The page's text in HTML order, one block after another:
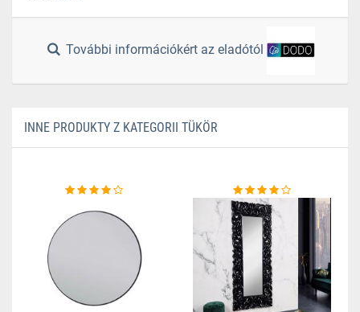
További információkért az eladótól
INNE PRODUKTY Z KATEGORII TÜKÖR